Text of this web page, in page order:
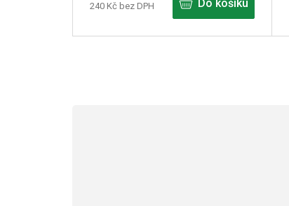
240 Kč bez DPH Do košíku